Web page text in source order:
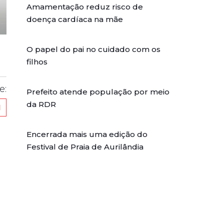
Amamentação reduz risco de
doença cardíaca na mãe
O papel do pai no cuidado com os
filhos
Prefeito atende população por meio
da RDR
Encerrada mais uma edição do
Festival de Praia de Aurilândia